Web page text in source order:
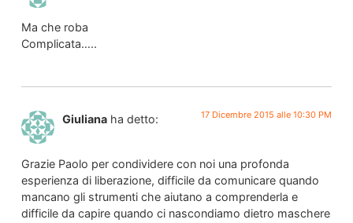
Ma che roba
Complicata…..
Giuliana ha detto: 17 Dicembre 2015 alle 10:30 PM
Grazie Paolo per condividere con noi una profonda
esperienza di liberazione, difficile da comunicare quando
mancano gli strumenti che aiutano a comprenderla e
difficile da capire quando ci nascondiamo dietro maschere